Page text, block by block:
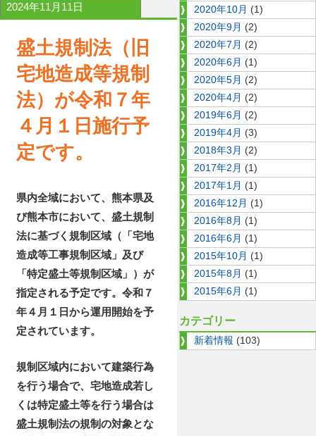
2024年11月11日
盛土規制法（旧
宅地造成等規制
法）が令和７年
４月１日施行予
定です。
県内全域において、熊本県及
び熊本市において、盛土規制
法に基づく規制区域（「宅地
造成等工事規制区域」及び
「特定盛土等規制区域」）が
指定される予定です。令和７
年４月１日から運用開始を予
定されています。
規制区域内において建築行為
を行う場合で、宅地造成若し
くは特定盛土等を行う場合は
盛土規制法の規制の対象とな
2020年10月 (1)
2020年9月 (2)
2020年7月 (2)
2020年6月 (1)
2020年5月 (2)
2020年4月 (2)
2019年6月 (2)
2019年4月 (3)
2018年3月 (2)
2017年2月 (1)
2017年1月 (1)
2016年12月 (1)
2016年8月 (1)
2016年6月 (1)
2015年10月 (1)
2015年8月 (1)
2015年6月 (1)
カテゴリー
新着情報 (103)